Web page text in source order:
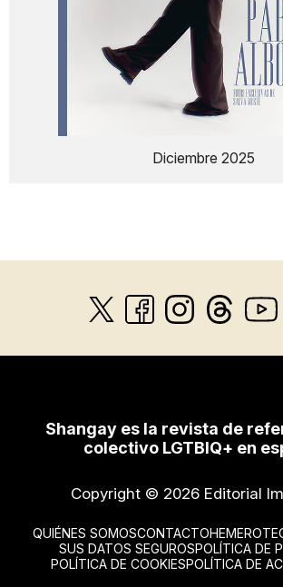
Diciembre 2025
Shangay es la revista de
colectivo LGTBIQ+ en
Copyright © 2026 Editorial
QUIÉNES SOMOSCONTACTO
SUS DATOS SEGUROSPOLÍTICA DE
POLÍTICA DE COOKIESPOLÍTICA DE